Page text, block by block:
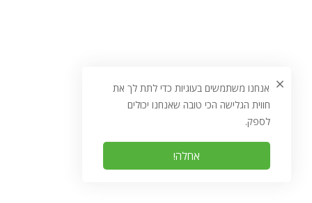
אנחנו משתמשים בעוגיות כדי לתת לך את
חווית הגלישה הכי טובה שאנחנו יכולים
לספק.
אחלה!